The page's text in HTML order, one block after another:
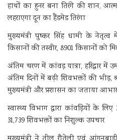
हाथों का हुनर बना तिरंगे की शान,
लहराएगा दून का हैंडमेड तिरंगा
मुख्यमंत्री पुष्कर सिंह धामी के नेतृत्व
किसानों की तस्वीर, 8901 किसानों को
अंतिम चरण में कांवड़ यात्रा, हरिद्वार
अंतिम दिनों में बढ़ी शिवभक्तों की भीड़,
मुख्यमंत्री और प्रशासन का जताया आभार
स्वास्थ्य विभाग द्वारा कांवड़ियों के लिए
31,739 शिवभक्तों का निशुल्क उपचार